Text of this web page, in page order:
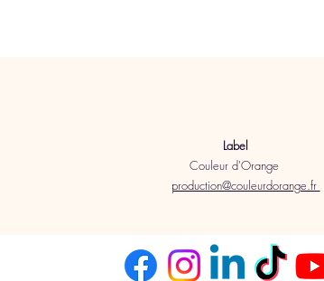
Label
Couleur d'Orange
production@couleurdorange.fr